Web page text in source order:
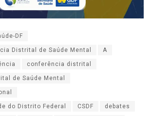
DF
Distrital de Saúde Mental A
conferência distrital
de Saúde Mental
do Distrito Federal CSDF debates